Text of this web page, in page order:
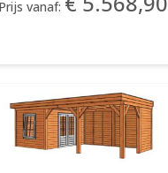
Prijs vanaf: